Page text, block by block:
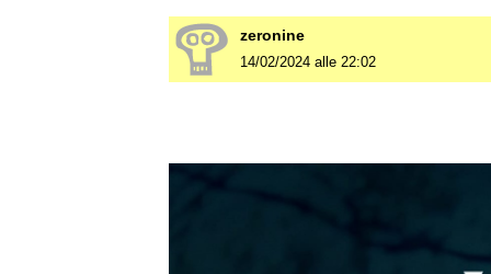
zeronine
14/02/2024 alle 22:02